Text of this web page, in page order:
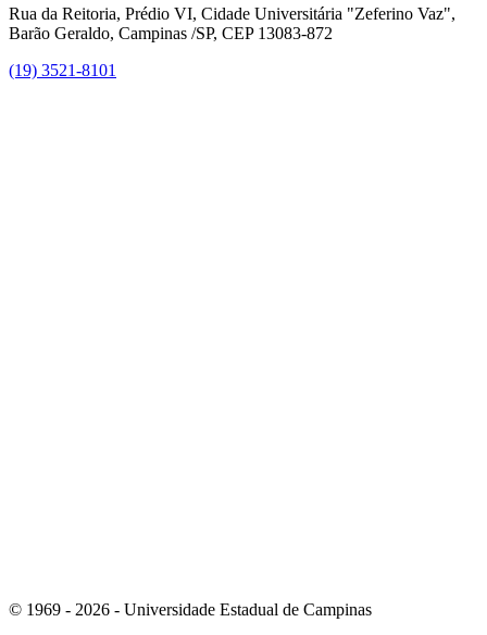
Rua da Reitoria, Prédio VI, Cidade Universitária "Zeferino Vaz",
Barão Geraldo, Campinas /SP, CEP 13083-872
(19) 3521-8101
© 1969 - 2026 - Universidade Estadual de Campinas